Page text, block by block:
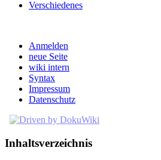
Verschiedenes
Anmelden
neue Seite
wiki intern
Syntax
Impressum
Datenschutz
Inhaltsverzeichnis